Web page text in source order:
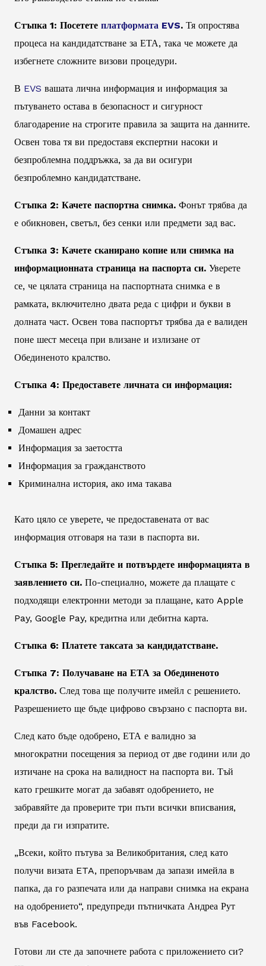
Стъпка 1: Посетете платформата EVS. Тя опростява
процеса на кандидатстване за ЕТА, така че можете да
избегнете сложните визови процедури.
В EVS вашата лична информация и информация за
пътуването остава в безопасност и сигурност
благодарение на строгите правила за защита на данните.
Освен това тя ви предоставя експертни насоки и
безпроблемна поддръжка, за да ви осигури
безпроблемно кандидатстване.
Стъпка 2: Качете паспортна снимка. Фонът трябва да
е обикновен, светъл, без сенки или предмети зад вас.
Стъпка 3: Качете сканирано копие или снимка на
информационната страница на паспорта си. Уверете
се, че цялата страница на паспортната снимка е в
рамката, включително двата реда с цифри и букви в
долната част. Освен това паспортът трябва да е валиден
поне шест месеца при влизане и излизане от
Обединеното кралство.
Стъпка 4: Предоставете личната си информация:
Данни за контакт
Домашен адрес
Информация за заетостта
Информация за гражданството
Криминална история, ако има такава
Като цяло се уверете, че предоставената от вас
информация отговаря на тази в паспорта ви.
Стъпка 5: Прегледайте и потвърдете информацията в
заявлението си. По-специално, можете да плащате с
подходящи електронни методи за плащане, като Apple
Pay, Google Pay, кредитна или дебитна карта.
Стъпка 6: Платете таксата за кандидатстване.
Стъпка 7: Получаване на ЕТА за Обединеното
кралство. След това ще получите имейл с решението.
Разрешението ще бъде цифрово свързано с паспорта ви.
След като бъде одобрено, ЕТА е валидно за
многократни посещения за период от две години или до
изтичане на срока на валидност на паспорта ви. Тъй
като грешките могат да забавят одобрението, не
забравяйте да проверите три пъти всички вписвания,
преди да ги изпратите.
„Всеки, който пътува за Великобритания, след като
получи визата ETA, препоръчвам да запази имейла в
папка, да го разпечата или да направи снимка на екрана
на одобрението“, предупреди пътничката Андреа Рут
във Facebook.
Готови ли сте да започнете работа с приложението си?